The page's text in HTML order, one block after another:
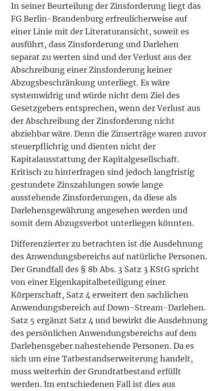
In seiner Beurteilung der Zinsforderung liegt das
FG Berlin-Brandenburg erfreulicherweise auf
einer Linie mit der Literaturansicht, soweit es
ausführt, dass Zinsforderung und Darlehen
separat zu werten sind und der Verlust aus der
Abschreibung einer Zinsforderung keiner
Abzugsbeschränkung unterliegt. Es wäre
systemwidrig und würde nicht dem Ziel des
Gesetzgebers entsprechen, wenn der Verlust aus
der Abschreibung der Zinsforderung nicht
abziehbar wäre. Denn die Zinserträge waren zuvor
steuerpflichtig und dienten nicht der
Kapitalausstattung der Kapitalgesellschaft.
Kritisch zu hinterfragen sind jedoch langfristig
gestundete Zinszahlungen sowie lange
ausstehende Zinsforderungen, da diese als
Darlehensgewährung angesehen werden und
somit dem Abzugsverbot unterliegen könnten.
Differenzierter zu betrachten ist die Ausdehnung
des Anwendungsbereichs auf natürliche Personen.
Der Grundfall des § 8b Abs. 3 Satz 3 KStG spricht
von einer Eigenkapitalbeteiligung einer
Körperschaft, Satz 4 erweitert den sachlichen
Anwendungsbereich auf Down-Stream-Darlehen.
Satz 5 ergänzt Satz 4 und bewirkt die Ausdehnung
des persönlichen Anwendungsbereichs auf dem
Darlehensgeber nahestehende Personen. Da es
sich um eine Tatbestandserweiterung handelt,
muss weiterhin der Grundtatbestand erfüllt
werden. Im entschiedenen Fall ist dies aus